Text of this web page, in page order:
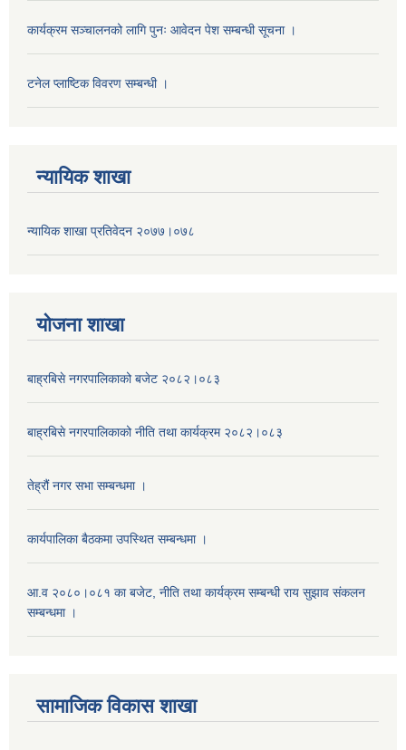
कार्यक्रम सञ्चालनको लागि पुनः आवेदन पेश सम्बन्धी सूचना ।
टनेल प्लाष्टिक विवरण सम्बन्धी ।
न्यायिक शाखा
न्यायिक शाखा प्रतिवेदन २०७७।०७८
याेजना शाखा
बाह्रबिसे नगरपालिकाको बजेट २०८२।०८३
बाह्रबिसे नगरपालिकाको नीति तथा कार्यक्रम २०८२।०८३
तेह्रौं नगर सभा सम्बन्धमा ।
कार्यपालिका बैठकमा उपस्थित सम्बन्धमा ।
आ.व २०८०।०८१ का बजेट, नीति तथा कार्यक्रम सम्बन्धी राय सुझाव संकलन
सम्बन्धमा ।
सामाजिक विकास शाखा